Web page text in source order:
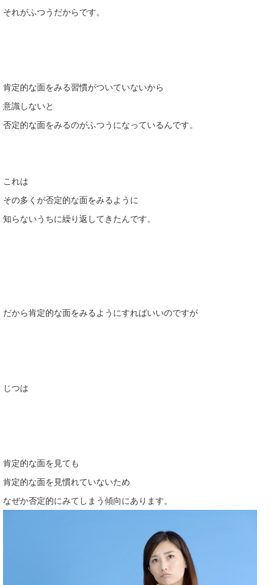
それがふつうだからです。
肯定的な面をみる習慣がついていないから
意識しないと
否定的な面をみるのがふつうになっているんです。
これは
その多くが否定的な面をみるように
知らないうちに繰り返してきたんです。
だから肯定的な面をみるようにすればいいのですが
じつは
肯定的な面を見ても
肯定的な面を見慣れていないため
なぜか否定的にみてしまう傾向にあります。